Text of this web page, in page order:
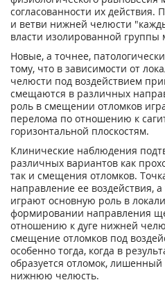
согласованности их действия.
и ветви нижней челюсти
власти изолированной
Новые, а точнее,
тому, что в зависимости от
челюсти под воздействием
смещаются в различных
роль в смещении отломков
перелома по отношению к
горизонтальной плоскостям.
Клинические наблюдения
различных вариантов как
так и смещения отломков.
направление ее воздействия,
играют основную роль в
формировании направления
отношению к дуге нижней
смещение отломков под
особенно тогда, когда в
образуется отломок,
нижнюю челюсть.